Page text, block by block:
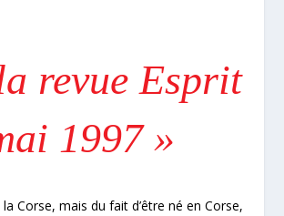
revue Esprit
1997 »
Corse, mais du fait d’être né en Corse,